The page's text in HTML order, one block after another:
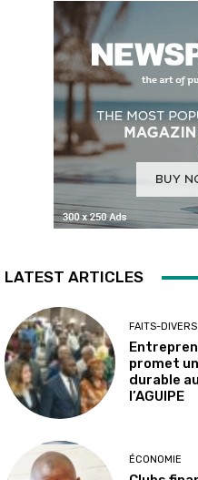
LATEST ARTICLES
FAITS-DIVERS
promet
durable
l’AGUIPE
ÉCONOMIE